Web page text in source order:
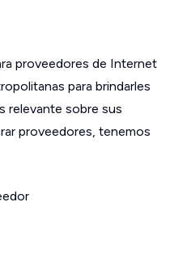
proveedores de Internet
para brindarles
relevante sobre sus
proveedores, tenemos